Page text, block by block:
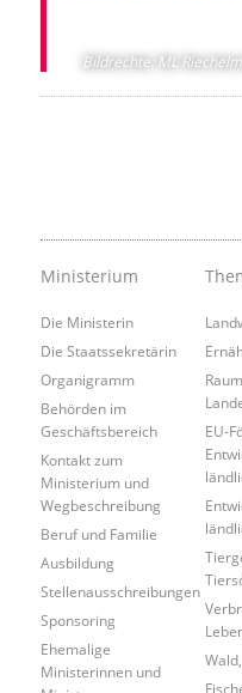
Bildrechte: ML
Ministerium
Die Ministerin
Die Staatssekretärin
Organigramm
Behörden im
Geschäftsbereich
Kontakt zum
Ministerium und
Wegbeschreibung
Beruf und Familie
Ausbildung
Stellenausschreibungen
Sponsoring
Ehemalige
Ministerinnen und
EU-